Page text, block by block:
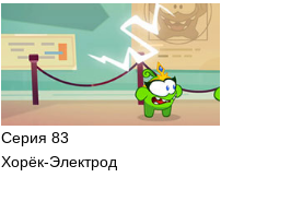
Серия 83
Хорёк-Электрод